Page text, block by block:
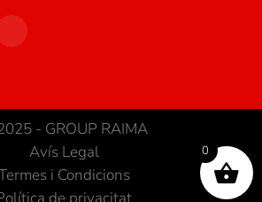
- GROUP RAIMA
Avís Legal
i Condicions
0